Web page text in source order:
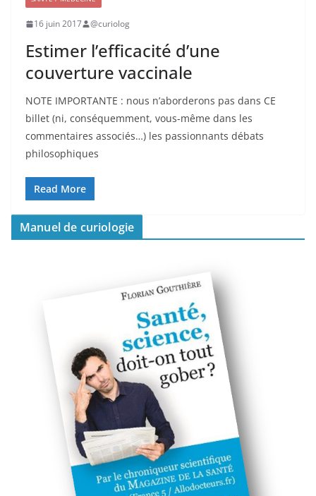
16 juin 2017 @curiolog
Estimer l’efficacité d’une
couverture vaccinale
NOTE IMPORTANTE : nous n’aborderons pas dans CE
billet (ni, conséquemment, vous-même dans les
commentaires associés…) les passionnants débats
philosophiques
Read More
Manuel de curiologie